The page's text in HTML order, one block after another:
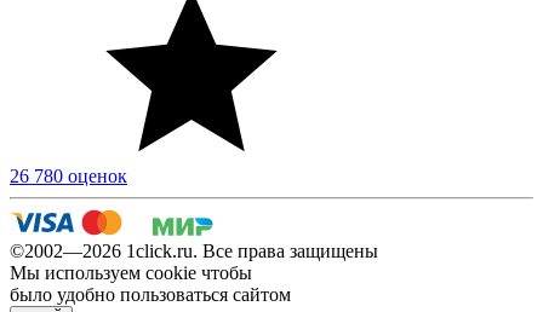
26 780 оценок
©2002—2026 1сlick.ru. Все права защищены
Мы используем cookie чтобы
было удобно пользоваться сайтом